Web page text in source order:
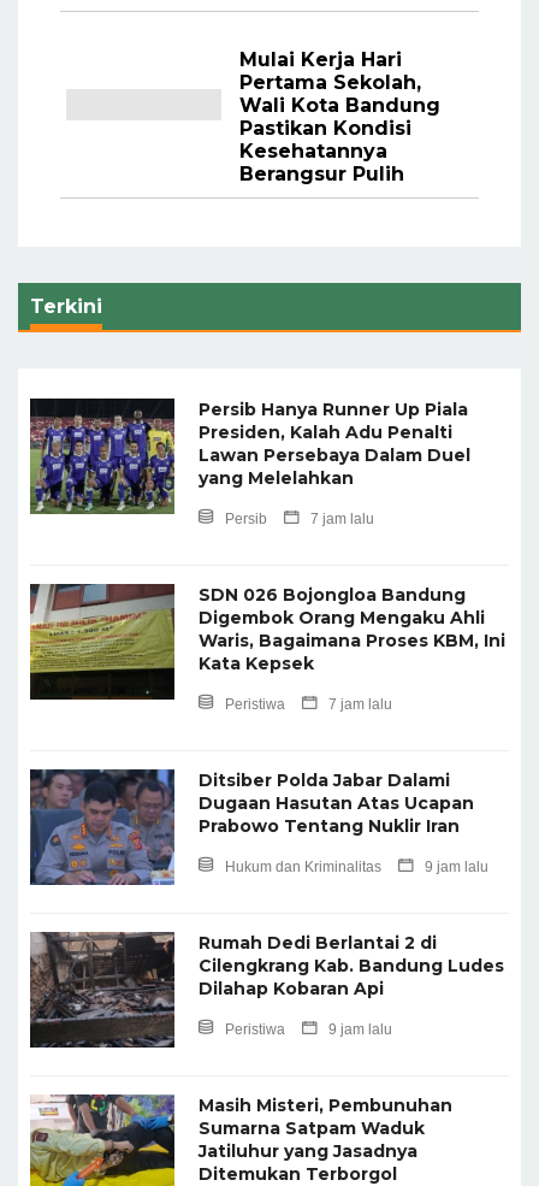
Mulai Kerja Hari
Pertama Sekolah,
Wali Kota Bandung
Pastikan Kondisi
Kesehatannya
Berangsur Pulih
Terkini
Persib Hanya Runner Up Piala
Presiden, Kalah Adu Penalti
Lawan Persebaya Dalam Duel
yang Melelahkan
Persib 7 jam lalu
SDN 026 Bojongloa Bandung
Digembok Orang Mengaku Ahli
Waris, Bagaimana Proses KBM, Ini
Kata Kepsek
Peristiwa 7 jam lalu
Ditsiber Polda Jabar Dalami
Dugaan Hasutan Atas Ucapan
Prabowo Tentang Nuklir Iran
Hukum dan Kriminalitas 9 jam lalu
Rumah Dedi Berlantai 2 di
Cilengkrang Kab. Bandung Ludes
Dilahap Kobaran Api
Peristiwa 9 jam lalu
Masih Misteri, Pembunuhan
Sumarna Satpam Waduk
Jatiluhur yang Jasadnya
Ditemukan Terborgol